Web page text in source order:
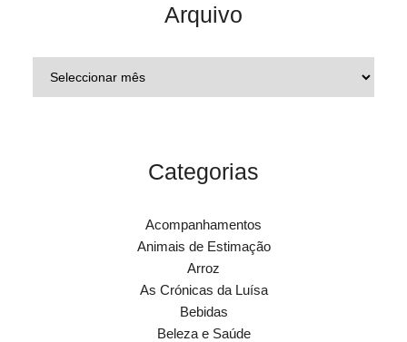
Arquivo
Categorias
Acompanhamentos
Animais de Estimação
Arroz
As Crónicas da Luísa
Bebidas
Beleza e Saúde